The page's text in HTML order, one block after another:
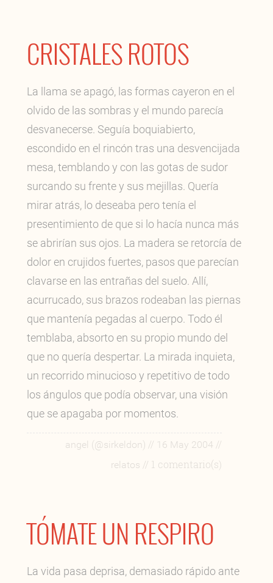
CRISTALES ROTOS
La llama se apagó, las formas cayeron en el
olvido de las sombras y el mundo parecía
desvanecerse. Seguía boquiabierto,
escondido en el rincón tras una desvencijada
mesa, temblando y con las gotas de sudor
surcando su frente y sus mejillas. Quería
mirar atrás, lo deseaba pero tenía el
presentimiento de que si lo hacía nunca más
se abrirían sus ojos. La madera se retorcía de
dolor en crujidos fuertes, pasos que parecían
clavarse en las entrañas del suelo. Allí,
acurrucado, sus brazos rodeaban las piernas
que mantenía pegadas al cuerpo. Todo él
temblaba, absorto en su propio mundo del
que no quería despertar. La mirada inquieta,
un recorrido minucioso y repetitivo de todo
los ángulos que podía observar, una visión
que se apagaba por momentos.
angel (@sirkeldon) // 16 May 2004 //
relatos // 1 comentario(s)
TÓMATE UN RESPIRO
La vida pasa deprisa, demasiado rápido ante